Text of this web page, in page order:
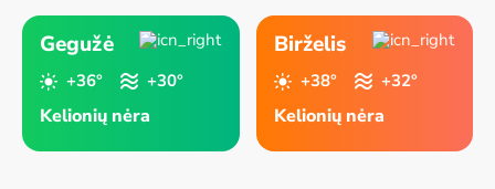
Gegužė
+36° +30°
Kelionių nėra
Birželis
+38° +32°
Kelionių nėra